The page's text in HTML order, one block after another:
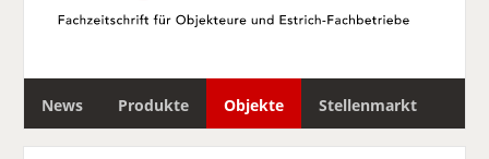
News Produkte Objekte Stellenmarkt
c